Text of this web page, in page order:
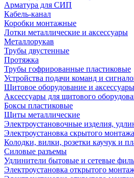
Арматура для СИП
Кабель-канал
Коробки монтажные
Лотки металлические и аксессуары
Металлорукав
Трубы двустенные
Протяжка
Трубы гофрированные пластиковые
Устройства подачи команд и
Щитовое оборудование и аксессуары
Аксессуары для щитового
Боксы пластиковые
Щиты металлические
Электроустановочные изделия,
Электроустановка скрытого монтажа
Колодки, вилки, розетки каучук и
Силовые разъемы
Удлинители бытовые и сетевые
Электроустановка открытого